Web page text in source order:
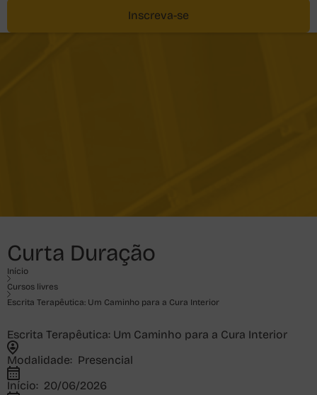
Inscreva-se
Curta Duração
Início
Cursos livres
Escrita Terapêutica: Um Caminho para a Cura Interior
Escrita Terapêutica: Um Caminho para a Cura Interior
Modalidade: Presencial
Início: 20/06/2026